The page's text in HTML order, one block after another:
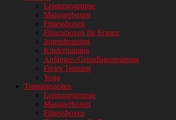
Leistungsgruppe
Managerboxen
Fitnessboxen
Fitnessboxen für Frauen
Jugendtraining
Kindertraining
Anfänger-/Grundlagentraining
Freies Training
Yoga
Trainingszeiten
Leistungsgruppe
Managerboxen
Fitnessboxen